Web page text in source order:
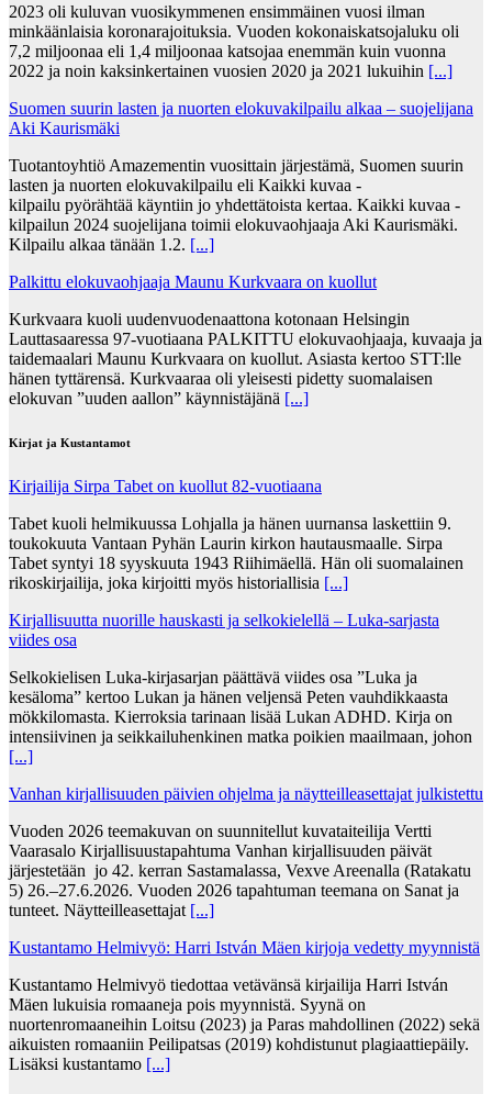
2023 oli kuluvan vuosikymmenen ensimmäinen vuosi ilman
minkäänlaisia koronarajoituksia. Vuoden kokonaiskatsojaluku oli
7,2 miljoonaa eli 1,4 miljoonaa katsojaa enemmän kuin vuonna
2022 ja noin kaksinkertainen vuosien 2020 ja 2021 lukuihin [...]
Suomen suurin lasten ja nuorten elokuvakilpailu alkaa – suojelijana
Aki Kaurismäki
Tuotantoyhtiö Amazementin vuosittain järjestämä, Suomen suurin
lasten ja nuorten elokuvakilpailu eli Kaikki kuvaa -
kilpailu pyörähtää käyntiin jo yhdettätoista kertaa. Kaikki kuvaa -
kilpailun 2024 suojelijana toimii elokuvaohjaaja Aki Kaurismäki.
Kilpailu alkaa tänään 1.2. [...]
Palkittu elokuvaohjaaja Maunu Kurkvaara on kuollut
Kurkvaara kuoli uudenvuodenaattona kotonaan Helsingin
Lauttasaaressa 97-vuotiaana PALKITTU elokuvaohjaaja, kuvaaja ja
taidemaalari Maunu Kurkvaara on kuollut. Asiasta kertoo STT:lle
hänen tyttärensä. Kurkvaaraa oli yleisesti pidetty suomalaisen
elokuvan ”uuden aallon” käynnistäjänä [...]
Kirjat ja Kustantamot
Kirjailija Sirpa Tabet on kuollut 82-vuotiaana
Tabet kuoli helmikuussa Lohjalla ja hänen uurnansa laskettiin 9.
toukokuuta Vantaan Pyhän Laurin kirkon hautausmaalle. Sirpa
Tabet syntyi 18 syyskuuta 1943 Riihimäellä. Hän oli suomalainen
rikoskirjailija, joka kirjoitti myös historiallisia [...]
Kirjallisuutta nuorille hauskasti ja selkokielellä – Luka-sarjasta
viides osa
Selkokielisen Luka-kirjasarjan päättävä viides osa ”Luka ja
kesäloma” kertoo Lukan ja hänen veljensä Peten vauhdikkaasta
mökkilomasta. Kierroksia tarinaan lisää Lukan ADHD. Kirja on
intensiivinen ja seikkailuhenkinen matka poikien maailmaan, johon
[...]
Vanhan kirjallisuuden päivien ohjelma ja näytteilleasettajat julkistettu
Vuoden 2026 teemakuvan on suunnitellut kuvataiteilija Vertti
Vaarasalo Kirjallisuustapahtuma Vanhan kirjallisuuden päivät
järjestetään jo 42. kerran Sastamalassa, Vexve Areenalla (Ratakatu
5) 26.–27.6.2026. Vuoden 2026 tapahtuman teemana on Sanat ja
tunteet. Näytteilleasettajat [...]
Kustantamo Helmivyö: Harri István Mäen kirjoja vedetty myynnistä
Kustantamo Helmivyö tiedottaa vetävänsä kirjailija Harri István
Mäen lukuisia romaaneja pois myynnistä. Syynä on
nuortenromaaneihin Loitsu (2023) ja Paras mahdollinen (2022) sekä
aikuisten romaaniin Peilipatsas (2019) kohdistunut plagiaattiepäily.
Lisäksi kustantamo [...]